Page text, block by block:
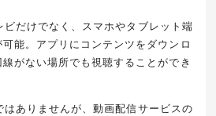
だけでなく、スマホやタブレット端
能。アプリにコンテンツをダウンロ
がない場所でも視聴することができ
ありませんが、動画配信サービスの